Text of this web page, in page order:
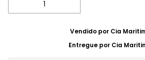
Vendido por Cia
Entregue por Cia